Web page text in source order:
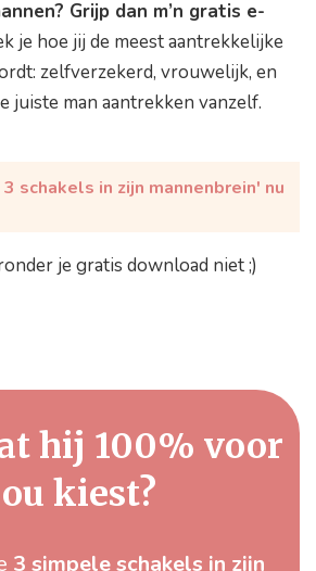
Grijp dan m’n gratis e-
je hoe jij de meest aantrekkelijke
zelfverzekerd, vrouwelijk, en
juiste man aantrekken vanzelf.
schakels in zijn mannenbrein' nu
je gratis download niet ;)
hij 100% voor
kiest?
3 simpele schakels in zijn